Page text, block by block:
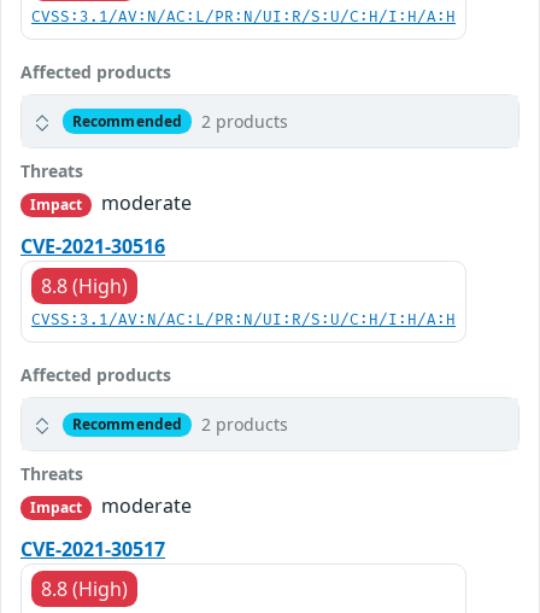
CVSS:3.1/AV:N/AC:L/PR:N/UI:R/S:U/C:H/I:H/A:H
Affected products
Recommended 2 products
Threats
Impact
moderate
CVE-2021-30516
8.8 (High)
CVSS:3.1/AV:N/AC:L/PR:N/UI:R/S:U/C:H/I:H/A:H
Affected products
Recommended 2 products
Threats
Impact
moderate
CVE-2021-30517
8.8 (High)